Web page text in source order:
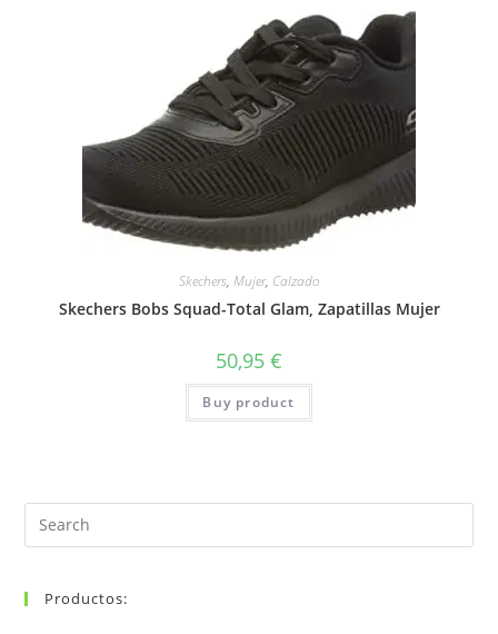
Skechers, Mujer, Calzado
Skechers Bobs Squad-Total Glam, Zapatillas Mujer
50,95 €
Buy product
Search
for:
Productos: